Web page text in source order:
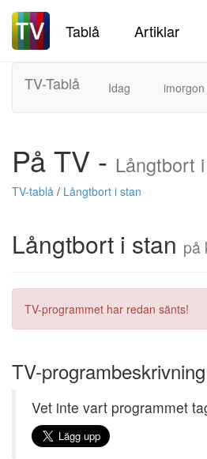
Tablå Artiklar
TV-Tablå Idag imorgon
På TV - Långtbort
TV-tablå / Långtbort i stan
Långtbort i stan på
TV-programmet har redan sänts!
TV-programbeskrivning
Vet inte vart programmet